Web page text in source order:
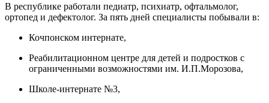
В республике работали педиатр, психиатр, офтальмолог,
ортопед и дефектолог. За пять дней специалисты побывали в:
Кочпонском интернате,
Реабилитационном центре для детей и подростков с
ограниченными возможностями им. И.П.Морозова,
Школе-интернате №3,